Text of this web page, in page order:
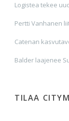
Logistea tekee
Pertti Vanhanen
Catenan
Balder laajenee
TILAA